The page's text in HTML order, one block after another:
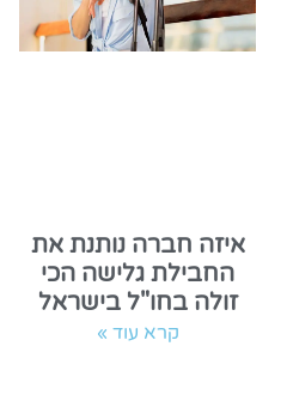
איזה חברה נותנת את
החבילת גלישה הכי
זולה בחו"ל בישראל
קרא עוד »